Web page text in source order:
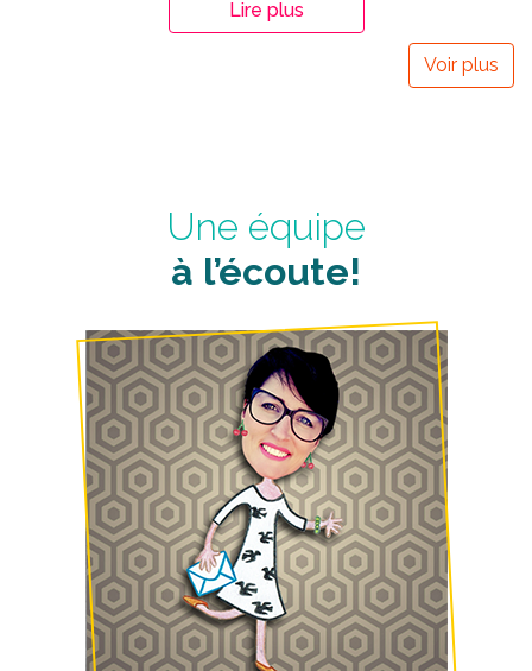
Voir plus
Une équipe
à l’écoute!